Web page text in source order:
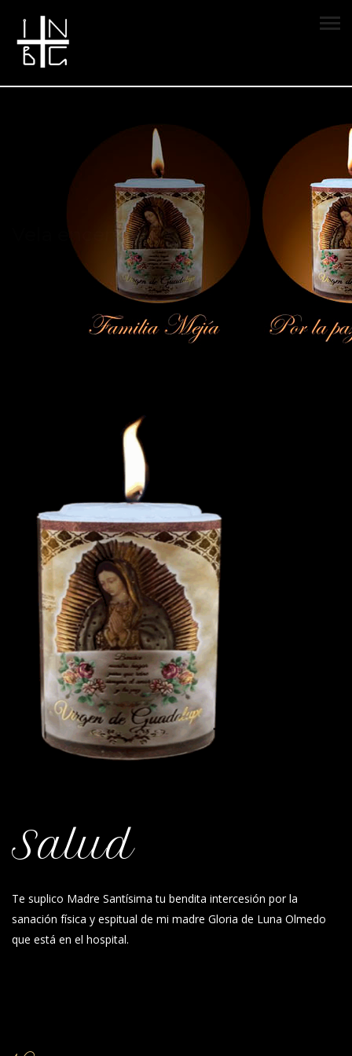
Vela encendida
Salud
Te suplico Madre Santísima tu bendita intercesión por la
sanación física y espitual de mi madre Gloria de Luna Olmedo
que está en el hospital.